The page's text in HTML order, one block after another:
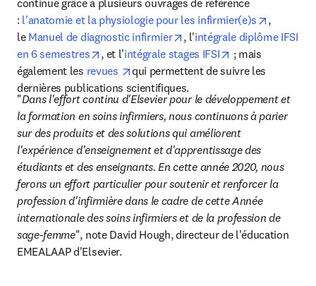
continue grâce à plusieurs ouvrages de référence
: l'anatomie et la physiologie pour les infirmier(e)s opens in
,
le Manuel de diagnostic infirmier opens in new tab/window
, l'intégrale diplôme IFSI
en 6 semestres
opens in new tab/window
, et l'intégrale stages IFSI opens in new
; mais
également les revues opens in new tab/window
qui permettent de suivre les
dernières publications scientifiques.
"Dans l'effort continu d'Elsevier pour le développement et
la formation en soins infirmiers, nous continuons à parier
sur des produits et des solutions qui améliorent
l'expérience d'enseignement et d'apprentissage des
étudiants et des enseignants. En cette année 2020, nous
ferons un effort particulier pour soutenir et renforcer la
profession d'infirmière dans le cadre de cette Année
internationale des soins infirmiers et de la profession de
sage-femme", note David Hough, directeur de l'éducation
EMEALAAP d'Elsevier.